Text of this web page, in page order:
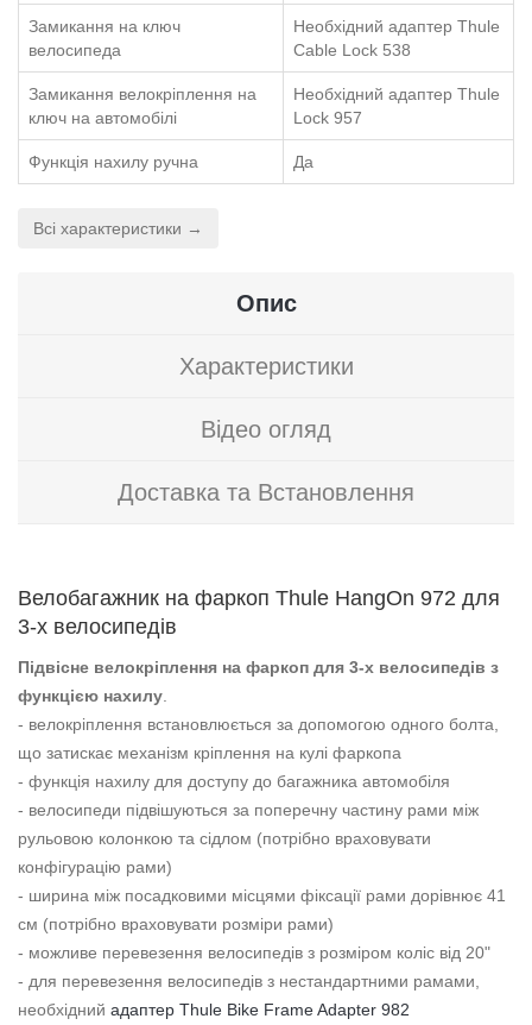
Замикання на ключ
велосипеда
Необхідний адаптер Thule
Cable Lock 538
Замикання велокріплення на
ключ на автомобілі
Необхідний адаптер Thule
Lock 957
Функція нахилу ручна Да
Всі характеристики →
Опис
Характеристики
Відео огляд
Доставка та Встановлення
Велобагажник на фаркоп Thule HangOn 972 для
3-х велосипедів
Підвісне велокріплення на фаркоп для 3-х велосипедів з
функцією нахилу.
- велокріплення встановлюється за допомогою одного болта,
що затискає механізм кріплення на кулі фаркопа
- функція нахилу для доступу до багажника автомобіля
- велосипеди підвішуються за поперечну частину рами між
рульовою колонкою та сідлом (потрібно враховувати
конфігурацію рами)
- ширина між посадковими місцями фіксації рами дорівнює 41
см (потрібно враховувати розміри рами)
- можливе перевезення велосипедів з розміром коліс від 20"
- для перевезення велосипедів з нестандартними рамами,
необхідний адаптер Thule Bike Frame Adapter 982